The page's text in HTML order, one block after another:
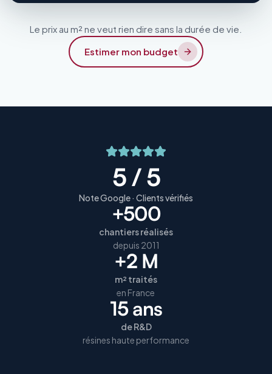
Le prix au m² ne veut rien dire sans la durée de vie.
Estimer mon budget
5 / 5
Note Google · Clients vérifiés
+500
chantiers réalisés
depuis 2011
+2 M
m² traités
en France
15 ans
de R&D
résines haute performance